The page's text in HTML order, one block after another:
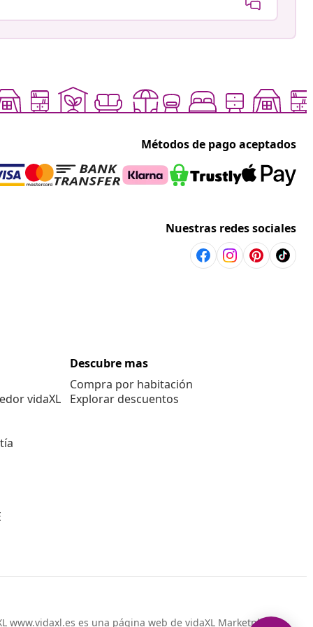
Métodos de pago aceptados
Nuestras redes sociales
vidaXL
Descubre mas
Compra por habitación
Explorar descuentos
www.vidaxl.es es una página web de vidaXL Marketplace